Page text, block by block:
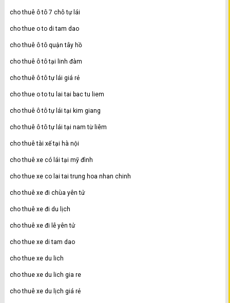
cho thuê ô tô 7 chỗ tự lái
cho thue o to di tam dao
cho thuê ô tô quận tây hồ
cho thuê ô tô tại linh đàm
cho thuê ô tô tự lái giá rẻ
cho thue o to tu lai tai bac tu liem
cho thuê ô tô tự lái tại kim giang
cho thuê ô tô tự lái tại nam từ liêm
cho thuê tài xế tại hà nội
cho thuê xe có lái tại mỹ đình
cho thue xe co lai tai trung hoa nhan chinh
cho thuê xe đi chùa yên tử
cho thuê xe đi du lịch
cho thuê xe đi lễ yên tử
cho thue xe di tam dao
cho thue xe du lich
cho thue xe du lich gia re
cho thuê xe du lịch giá rẻ